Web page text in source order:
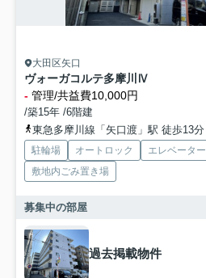
大田区矢口
ヴォーガコルテ多摩川Ⅳ
- 管理/共益費10,000円
/築15年 /6階建
東急多摩川線「矢口渡」駅 徒歩13分
駐輪場 オートロック エレベーター
敷地内ごみ置き場
募集中の部屋
過去掲載物件